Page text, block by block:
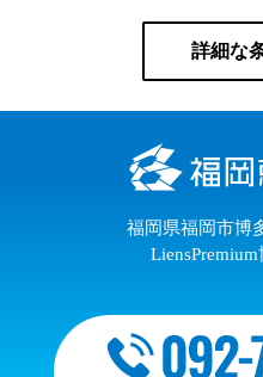
詳細な
福岡県福岡市博